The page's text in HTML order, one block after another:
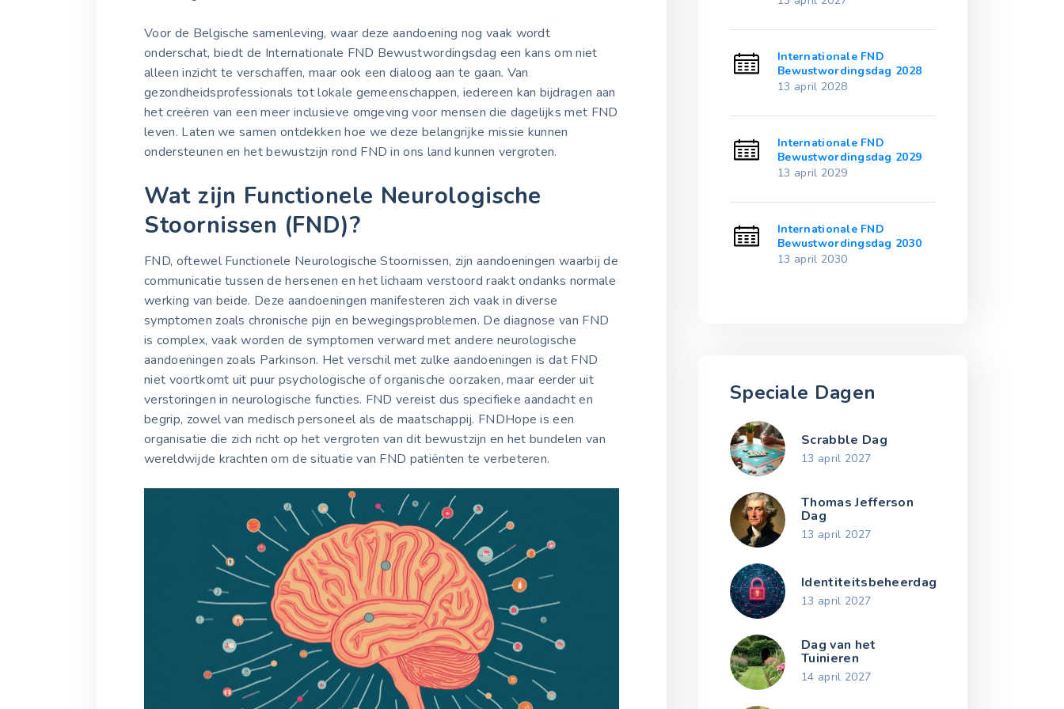
Voor de Belgische samenleving, waar deze aandoening nog vaak wordt
onderschat, biedt de Internationale FND Bewustwordingsdag een kans om niet
alleen inzicht te verschaffen, maar ook een dialoog aan te gaan. Van
gezondheidsprofessionals tot lokale gemeenschappen, iedereen kan bijdragen aan
het creëren van een meer inclusieve omgeving voor mensen die dagelijks met FND
leven. Laten we samen ontdekken hoe we deze belangrijke missie kunnen
ondersteunen en het bewustzijn rond FND in ons land kunnen vergroten.
Wat zijn Functionele Neurologische
Stoornissen (FND)?
FND, oftewel Functionele Neurologische Stoornissen, zijn aandoeningen waarbij de
communicatie tussen de hersenen en het lichaam verstoord raakt ondanks normale
werking van beide. Deze aandoeningen manifesteren zich vaak in diverse
symptomen zoals chronische pijn en bewegingsproblemen. De diagnose van FND
is complex, vaak worden de symptomen verward met andere neurologische
aandoeningen zoals Parkinson. Het verschil met zulke aandoeningen is dat FND
niet voortkomt uit puur psychologische of organische oorzaken, maar eerder uit
verstoringen in neurologische functies. FND vereist dus specifieke aandacht en
begrip, zowel van medisch personeel als de maatschappij. FNDHope is een
organisatie die zich richt op het vergroten van dit bewustzijn en het bundelen van
wereldwijde krachten om de situatie van FND patiënten te verbeteren.
Internationale FND
13 april 2023
13 april 2025
Internationale FND
Bewustwordingsdag 2028
13 april 2028
Internationale FND
Bewustwordingsdag 2029
13 april 2029
Internationale FND
Bewustwordingsdag 2030
13 april 2030
Speciale Dagen
Scrabble Dag
13 april 2027
Thomas Jefferson
Dag
13 april 2027
Identiteitsbeheerdag
13 april 2027
Dag van het
Tuinieren
14 april 2027